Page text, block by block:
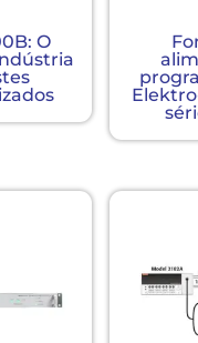
O